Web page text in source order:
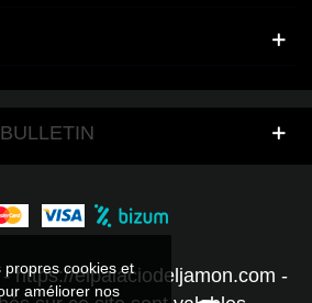
propres cookies et
améliorer nos
BULLETIN
https://elpalaciodeljamon.com -